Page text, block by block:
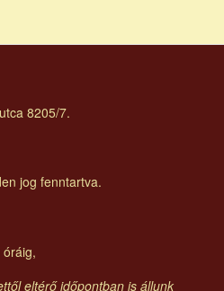
8205/7.
jog fenntartva.
eltérő időpontban is állunk